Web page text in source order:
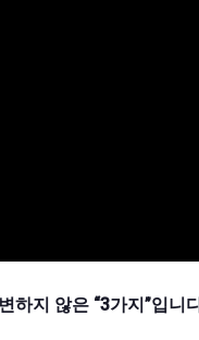
하지 않은 “3가지”입